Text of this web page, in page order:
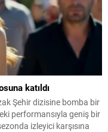
katıldı
Şehir dizisine bomba bir
performansıyla geniş bir
izleyici karşısına